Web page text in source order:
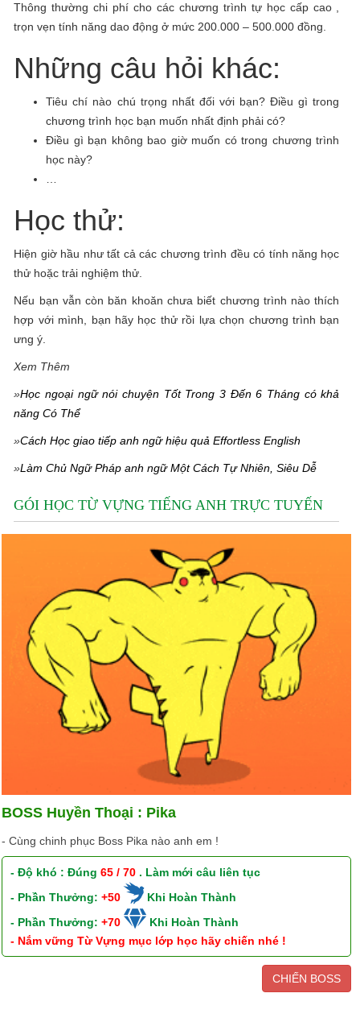
Thông thường chi phí cho các chương trình tự học cấp cao ,
trọn vẹn tính năng dao động ở mức 200.000 – 500.000 đồng.
Những câu hỏi khác:
Tiêu chí nào chú trọng nhất đối với bạn? Điều gì trong
chương trình học bạn muốn nhất định phải có?
Điều gì bạn không bao giờ muốn có trong chương trình
học này?
Học thử:
Hiện giờ hầu như tất cả các chương trình đều có tính năng học
thử hoặc trải nghiệm thử.
Nếu bạn vẫn còn băn khoăn chưa biết chương trình nào thích
hợp với mình, bạn hãy học thử rồi lựa chọn chương trình bạn
ưng ý.
Xem Thêm
»Học ngoại ngữ nói chuyện Tốt Trong 3 Đến 6 Tháng có khả
năng Có Thể
»Cách Học giao tiếp anh ngữ hiệu quả Effortless English
»Làm Chủ Ngữ Pháp anh ngữ Một Cách Tự Nhiên, Siêu Dễ
GÓI HỌC TỪ VỰNG TIẾNG ANH TRỰC TUYẾN
BOSS Huyền Thoại : Pika
- Cùng chinh phục Boss Pika nào anh em !
- Độ khó : Đúng65 / 70 . Làm mới câu liên tục
- Phần Thưởng:+50
Khi Hoàn Thành
- Phần Thưởng:+70
Khi Hoàn Thành
- Nắm vững Từ Vựng mục lớp học hãy chiến nhé !
CHIẾN BOSS